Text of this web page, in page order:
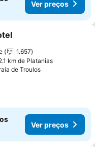
Ver preços
aos favoritos
1.657
km de Platanias
de TroulosVer preços
Ver preços